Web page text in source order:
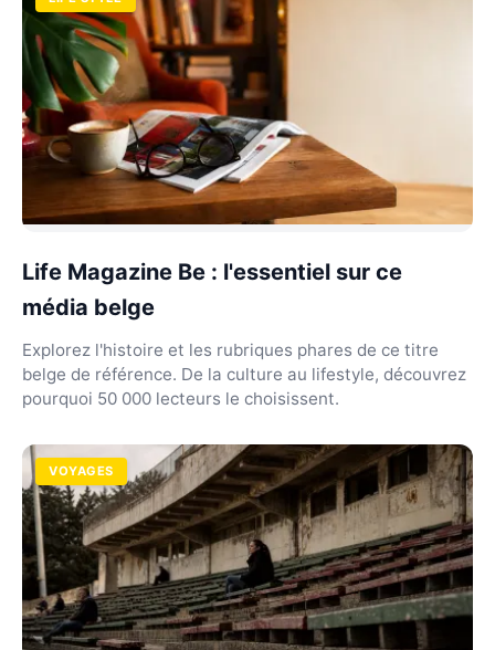
Life Magazine Be : l'essentiel sur ce
média belge
Explorez l'histoire et les rubriques phares de ce titre
belge de référence. De la culture au lifestyle, découvrez
pourquoi 50 000 lecteurs le choisissent.
VOYAGES